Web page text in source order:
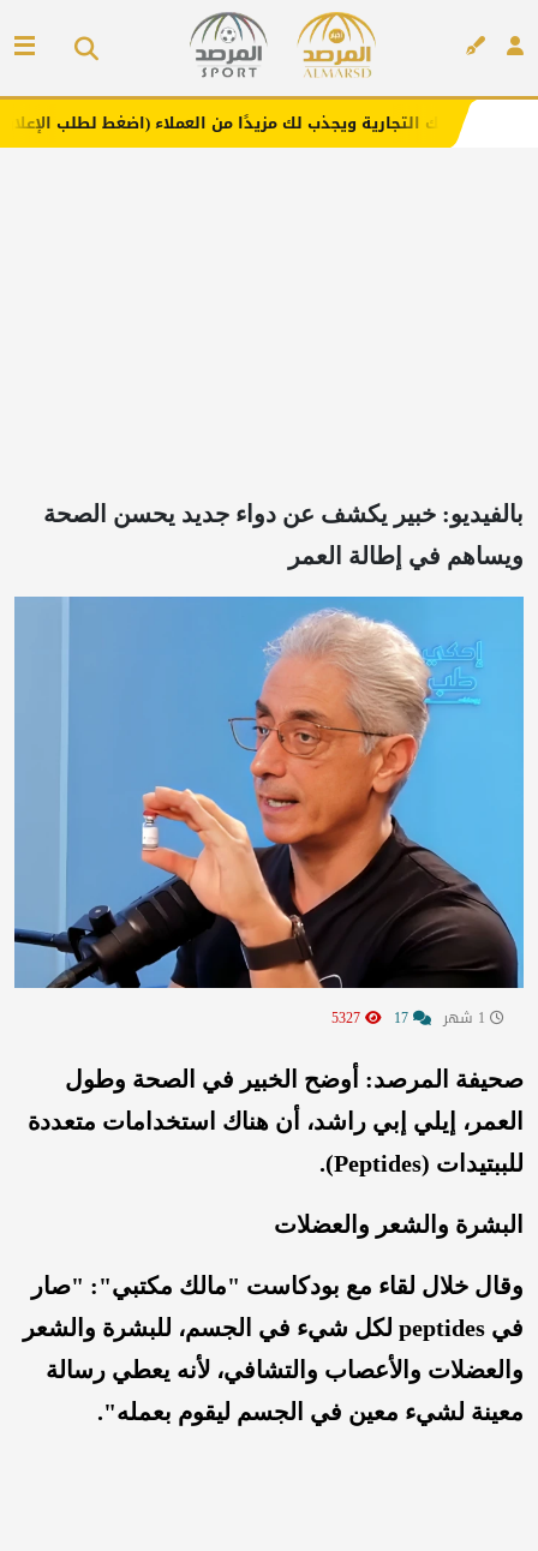
ويجذب لك مزيدًا من العملاء (اضغط لطلب الإعلان)
بالفيديو: خبير يكشف عن دواء جديد يحسن الصحة
ويساهم في إطالة العمر
صحيفة المرصد: أوضح الخبير في الصحة وطول
العمر، إيلي إبي راشد، أن هناك استخدامات متعددة
للببتيدات (Peptides).
البشرة والشعر والعضلات
وقال خلال لقاء مع بودكاست "مالك مكتبي": "صار
في peptides لكل شيء في الجسم، للبشرة والشعر
والعضلات والأعصاب والتشافي، لأنه يعطي رسالة
معينة لشيء معين في الجسم ليقوم بعمله".